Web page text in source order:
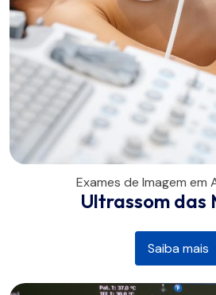
Exames de Imagem em
Ultrassom das
Saiba mais